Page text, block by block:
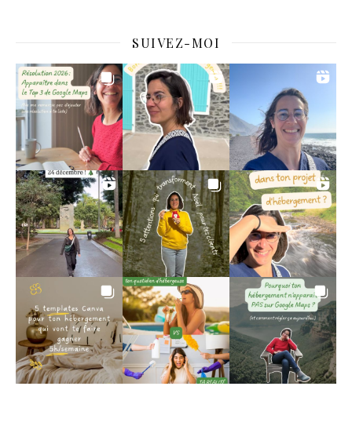
SUIVEZ-MOI